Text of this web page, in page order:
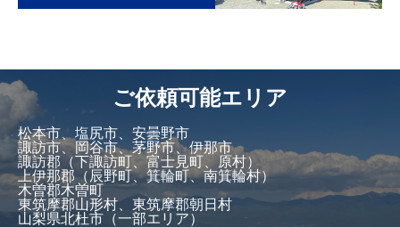
ご依頼可能エリア
松本市、塩尻市、安曇野市
諏訪市、岡谷市、茅野市、伊那市
諏訪郡（下諏訪町、富士見町、原村）
上伊那郡（辰野町、箕輪町、南箕輪村）
木曽郡木曽町
東筑摩郡山形村、東筑摩郡朝日村
山梨県北杜市（一部エリア）